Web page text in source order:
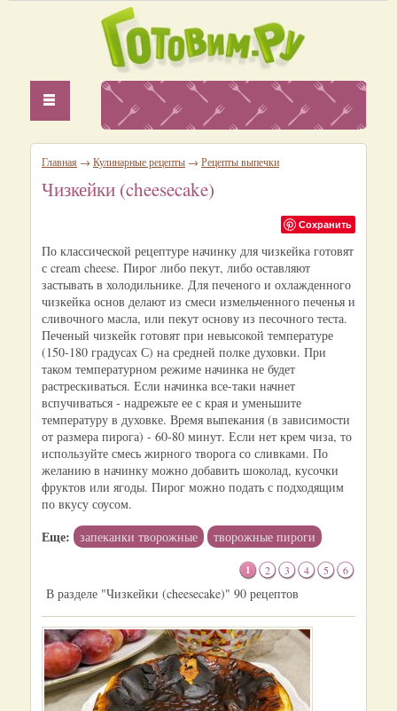
Главная → Кулинарные рецепты → Рецепты выпечки
Чизкейки (cheesecake)
Сохранить
По классической рецептуре начинку для чизкейка готовят
с cream cheese. Пирог либо пекут, либо оставляют
застывать в холодильнике. Для печеного и охлажденного
чизкейка основ делают из смеси измельченного печенья и
сливочного масла, или пекут основу из песочного теста.
Печеный чизкейк готовят при невысокой температуре
(150-180 градусах С) на средней полке духовки. При
таком температурном режиме начинка не будет
растрескиваться. Если начинка все-таки начнет
вспучиваться - надрежьте ее с края и уменьшите
температуру в духовке. Время выпекания (в зависимости
от размера пирога) - 60-80 минут. Если нет крем чиза, то
используйте смесь жирного творога со сливками. По
желанию в начинку можно добавить шоколад, кусочки
фруктов или ягоды. Пирог можно подать с подходящим
по вкусу соусом.
Еще: запеканки творожные творожные пироги
1 2 3 4 5 6
В разделе "Чизкейки (cheesecake)" 90 рецептов